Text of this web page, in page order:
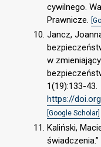
cywilnego.
Prawnicze.
Jancz,
w
1(19):133-43.
https://
[Google Scholar]
Kaliński,